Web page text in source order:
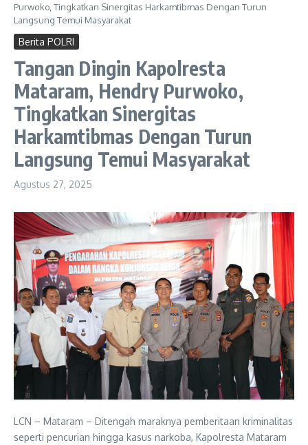
Purwoko, Tingkatkan Sinergitas Harkamtibmas Dengan Turun
Langsung Temui Masyarakat
Berita POLRI
Tangan Dingin Kapolresta
Mataram, Hendry Purwoko,
Tingkatkan Sinergitas
Harkamtibmas Dengan Turun
Langsung Temui Masyarakat
Agustus 27, 2025
LCN – Mataram – Ditengah maraknya pemberitaan kriminalitas
seperti pencurian hingga kasus narkoba, Kapolresta Mataram